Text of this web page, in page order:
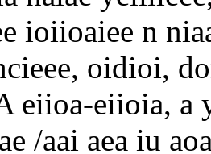
ioiioaiee n
oidioi,
eiioa-eiioia, a
/aai aea iu